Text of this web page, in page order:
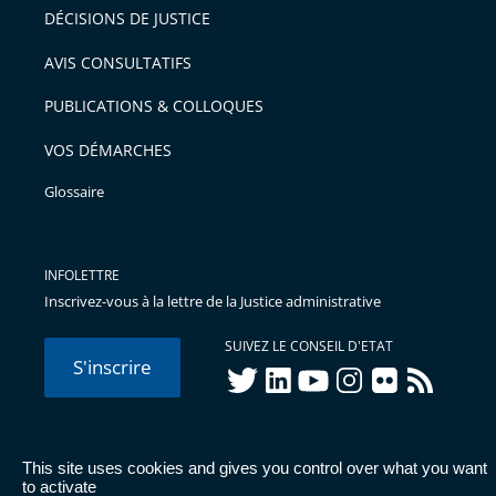
This site uses cookies and gives you control over what you want
to activate
pour
avant
DÉCISIONS DE JUSTICE
AVIS CONSULTATIFS
PUBLICATIONS & COLLOQUES
VOS DÉMARCHES
Glossaire
INFOLETTRE
Inscrivez-vous à la lettre de la Justice administrative
S'inscrire
SUIVEZ LE CONSEIL D'ETAT
twitterlinkedInyoutubeinstagram
flickr rss
© Conseil d'État 2026 - Mentions légales
Données